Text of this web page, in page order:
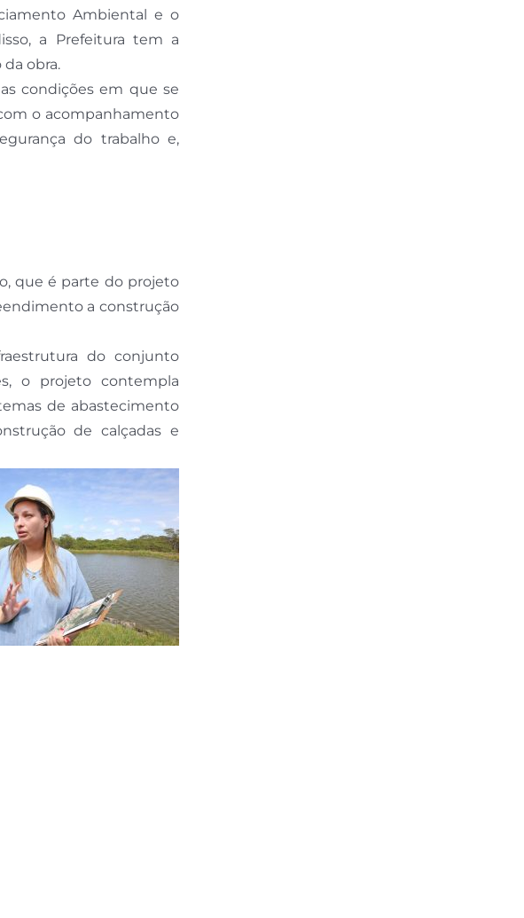
Ambiental e o
a Prefeitura tem a
obra.
condições em que se
o acompanhamento
do trabalho e,
que é parte do projeto
a construção
do conjunto
o projeto contempla
de abastecimento
de calçadas e